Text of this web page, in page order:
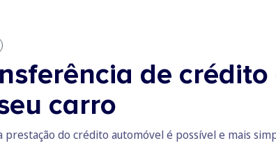
de
carro
prestação do crédito automóvel é possível e mais